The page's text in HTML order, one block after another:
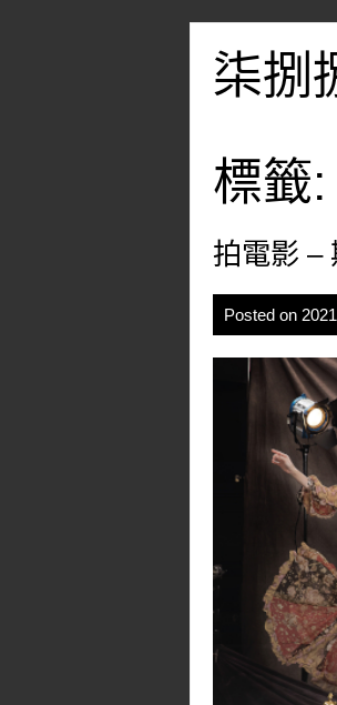
柒捌
標籤:
拍電影 –
Posted on